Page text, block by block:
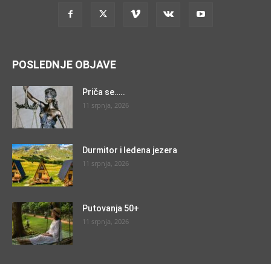
POSLEDNJE OBJAVE
Priča se…..
11 srpnja, 2026
Durmitor i ledena jezera
11 srpnja, 2026
Putovanja 50+
11 srpnja, 2026